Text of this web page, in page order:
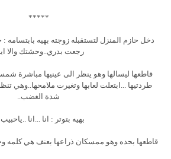
*****
دخل حازم المنزل لتستقبله زوجته بهيه بابتسامه :
رجعت بدري..وحشتك والا
قاطعها ليسالها وهو ينظر الى عينيها مباشرة
طردتيها ...ابتعلت لعابها وتغيرت ملامحها..وهي
شدة الغضب..
بهيه بتوتر : انا ...انا
قاطعها بحده وهو ممسكان ذراعها بعنف هي كلمه